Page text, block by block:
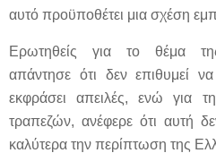
αυτό προϋποθέτει μια σχέση
Ερωτηθείς για το θέμα
απάντησε ότι δεν επιθυμεί
εκφράσει απειλές, ενώ για
τραπεζών, ανέφερε ότι αυτή
καλύτερα την περίπτωση της